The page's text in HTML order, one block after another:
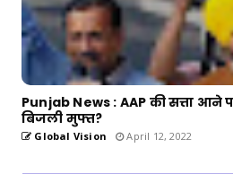
Punjab News : AAP की सत्ता आने
बिजली मुफ्त?
Global Vision April 12, 2022